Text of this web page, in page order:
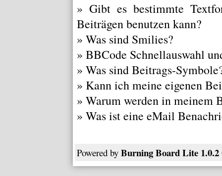
» Gibt es bestimmte
Beiträgen benutzen kann?
» Was sind Smilies?
» BBCode Schnellauswahl
» Was sind Beitrags-
» Kann ich meine eigenen
» Warum werden in meinem
» Was ist eine eMail
Powered by Burning Board Lite 1.0.2